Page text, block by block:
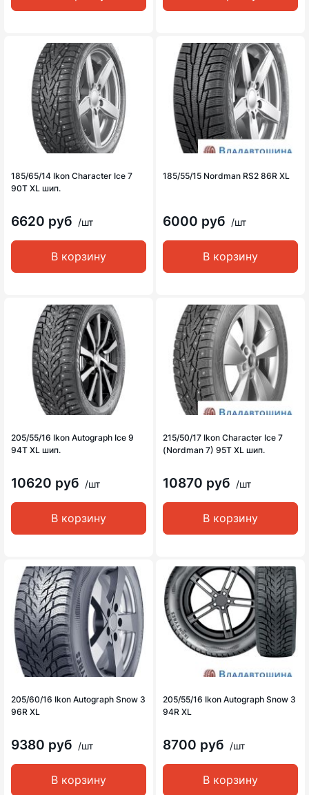
185/65/14 Ikon Character Ice 7
90T XL шип.
6620 руб /шт
В корзину
185/55/15 Nordman RS2 86R XL
6000 руб /шт
В корзину
205/55/16 Ikon Autograph Ice 9
94T XL шип.
10620 руб /шт
В корзину
215/50/17 Ikon Character Ice 7
(Nordman 7) 95T XL шип.
10870 руб /шт
В корзину
205/60/16 Ikon Autograph Snow 3
96R XL
9380 руб /шт
В корзину
205/55/16 Ikon Autograph Snow 3
94R XL
8700 руб /шт
В корзину